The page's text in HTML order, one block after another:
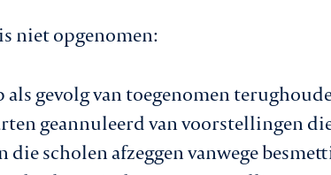
niet opgenomen:
als gevolg van toegenomen
geannuleerd van voorstellingen
scholen afzeggen vanwege